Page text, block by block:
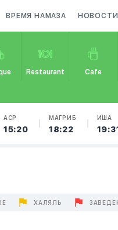
ВРЕМЯ НАМАЗА НОВОСТИ
Restaurant Cafe
АСР
15:20
МАГРИБ
18:22
ИША
ХАЛЯЛЬ